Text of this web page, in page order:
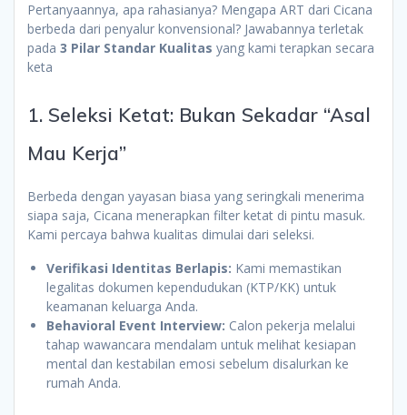
Pertanyaannya, apa rahasianya? Mengapa ART dari Cicana
berbeda dari penyalur konvensional? Jawabannya terletak
pada 3 Pilar Standar Kualitas yang kami terapkan secara
keta
1. Seleksi Ketat: Bukan Sekadar “Asal
Mau Kerja”
Berbeda dengan yayasan biasa yang seringkali menerima
siapa saja, Cicana menerapkan filter ketat di pintu masuk.
Kami percaya bahwa kualitas dimulai dari seleksi.
Verifikasi Identitas Berlapis: Kami memastikan
legalitas dokumen kependudukan (KTP/KK) untuk
keamanan keluarga Anda.
Behavioral Event Interview: Calon pekerja melalui
tahap wawancara mendalam untuk melihat kesiapan
mental dan kestabilan emosi sebelum disalurkan ke
rumah Anda.